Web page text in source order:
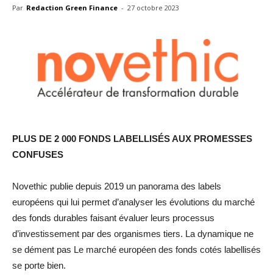
Par Redaction Green Finance - 27 octobre 2023
PLUS DE 2 000 FONDS LABELLISÉS AUX PROMESSES
CONFUSES
Novethic publie depuis 2019 un panorama des labels
européens qui lui permet d’analyser les évolutions du marché
des fonds durables faisant évaluer leurs processus
d’investissement par des organismes tiers. La dynamique ne
se dément pas Le marché européen des fonds cotés labellisés
se porte bien.